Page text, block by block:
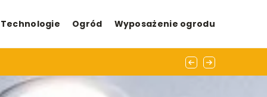
Technologie Ogród Wyposażenie ogrodu